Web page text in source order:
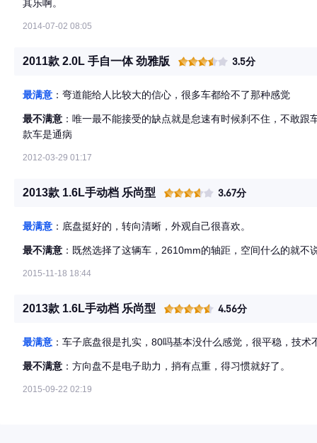
其乐啊。
2014-07-02 08:05
2011款 2.0L 手自一体 劲雅版 3.5分
最满意 ：弯道能给人比较大的信心，很多车都给不了那种感觉
最不满意 ：唯一最不能接受的缺点就是怠速有时候刹不住，不敢
款车是通病
2012-03-29 01:17
2013款 1.6L手动档 乐尚型 3.67分
最满意 ：底盘挺好的，转向清晰，外观自己很喜欢。
最不满意 ：既然选择了这辆车，2610mm的轴距，空间什么的就不
2015-11-18 18:44
2013款 1.6L手动档 乐尚型 4.56分
最满意 ：车子底盘很是扎实，80吗基本没什么感觉，很平稳，技
最不满意 ：方向盘不是电子助力，捎有点重，得习惯就好了。
2015-09-22 02:19